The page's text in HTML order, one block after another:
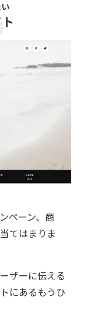
ペーン、商
てはまりま
ザーに伝える
にあるもうひ